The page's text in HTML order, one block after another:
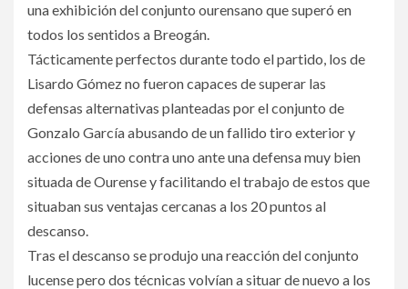
una exhibición del conjunto ourensano que superó en
todos los sentidos a Breogán.
Tácticamente perfectos durante todo el partido, los de
Lisardo Gómez no fueron capaces de superar las
defensas alternativas planteadas por el conjunto de
Gonzalo García abusando de un fallido tiro exterior y
acciones de uno contra uno ante una defensa muy bien
situada de Ourense y facilitando el trabajo de estos que
situaban sus ventajas cercanas a los 20 puntos al
descanso.
Tras el descanso se produjo una reacción del conjunto
lucense pero dos técnicas volvían a situar de nuevo a los